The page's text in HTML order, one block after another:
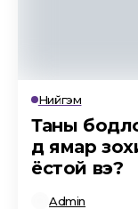
Нийгэм
Таны
д ямар
ёстой вэ?
Admin